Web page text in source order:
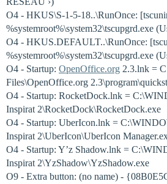
O4 - HKUS\S-1-5-18..\RunOnce:
%systemroot%\system32\tscupgrd.exe
O4 - HKUS.DEFAULT..\RunOnce:
%systemroot%\system32\tscupgrd.exe
O4 - Startup: OpenOffice.org 2.3.lnk =
Files\OpenOffice.org
O4 - Startup: RocketDock.lnk =
Inspirat 2\RocketDock\RocketDock.exe
O4 - Startup: UberIcon.lnk =
Inspirat 2\UberIcon\UberIcon
O4 - Startup: Y’z Shadow.lnk =
Inspirat 2\YzShadow\YzShadow.exe
O9 - Extra button: (no name) -